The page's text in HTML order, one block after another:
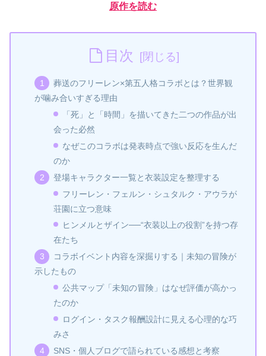
原作を読む
目次
葬送のフリーレン×第五人格コラボとは？世界観
が噛み合いすぎる理由
「死」と「時間」を描いてきた二つの作品が出
会った必然
なぜこのコラボは発表時点で強い反応を生んだ
のか
登場キャラクター一覧と衣装設定を整理する
フリーレン・フェルン・シュタルク・アウラが
荘園に立つ意味
ヒンメルとザイン──“衣装以上の役割”を持つ存
在たち
コラボイベント内容を深掘りする｜未知の冒険が
示したもの
公共マップ「未知の冒険」はなぜ評価が高かっ
たのか
ログイン・タスク報酬設計に見える心理的な巧
みさ
SNS・個人ブログで語られている感想と考察